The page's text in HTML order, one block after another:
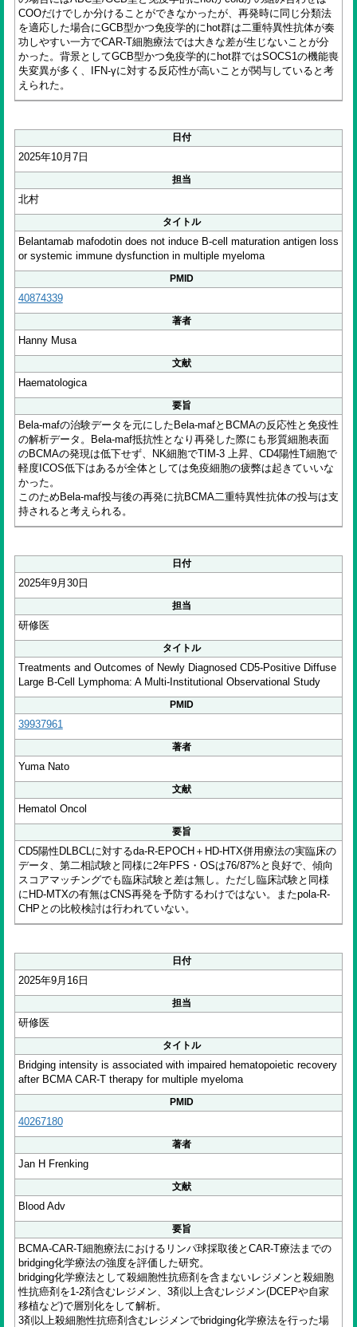
COOだけでしか分けることができなかったが、再発時に同じ分類法
を適応した場合にGCB型かつ免疫学的にhot群は二重特異性抗体が奏
功しやすい一方でCAR-T細胞療法では大きな差が生じないことが分
かった。背景としてGCB型かつ免疫学的にhot群ではSOCS1の機能喪
失変異が多く、IFN-γに対する反応性が高いことが関与していると考
えられた。
日付
2025年10月7日
担当
北村
タイトル
Belantamab mafodotin does not induce B-cell maturation antigen loss
or systemic immune dysfunction in multiple myeloma
PMID
40874339
著者
Hanny Musa
文献
Haematologica
要旨
Bela-mafの治験データを元にしたBela-mafとBCMAの反応性と免疫性
の解析データ。Bela-maf抵抗性となり再発した際にも形質細胞表面
のBCMAの発現は低下せず、NK細胞でTIM-3 上昇、CD4陽性T細胞で
軽度ICOS低下はあるが全体としては免疫細胞の疲弊は起きていいな
かった。
このためBela-maf投与後の再発に抗BCMA二重特異性抗体の投与は支
持されると考えられる。
日付
2025年9月30日
担当
研修医
タイトル
Treatments and Outcomes of Newly Diagnosed CD5-Positive Diffuse
Large B-Cell Lymphoma: A Multi-Institutional Observational Study
PMID
39937961
著者
Yuma Nato
文献
Hematol Oncol
要旨
CD5陽性DLBCLに対するda-R-EPOCH＋HD-HTX併用療法の実臨床の
データ、第二相試験と同様に2年PFS・OSは76/87%と良好で、傾向
スコアマッチングでも臨床試験と差は無し。ただし臨床試験と同様
にHD-MTXの有無はCNS再発を予防するわけではない。またpola-R-
CHPとの比較検討は行われていない。
日付
2025年9月16日
担当
研修医
タイトル
Bridging intensity is associated with impaired hematopoietic recovery
after BCMA CAR-T therapy for multiple myeloma
PMID
40267180
著者
Jan H Frenking
文献
Blood Adv
要旨
BCMA-CAR-T細胞療法におけるリンパ球採取後とCAR-T療法までの
bridging化学療法の強度を評価した研究。
bridging化学療法として殺細胞性抗癌剤を含まないレジメンと殺細胞
性抗癌剤を1-2剤含むレジメン、3剤以上含むレジメン(DCEPや自家
移植など)で層別化をして解析。
3剤以上殺細胞性抗癌剤含むレジメンでbridging化学療法を行った場